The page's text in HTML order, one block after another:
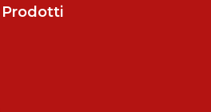
Prodotti